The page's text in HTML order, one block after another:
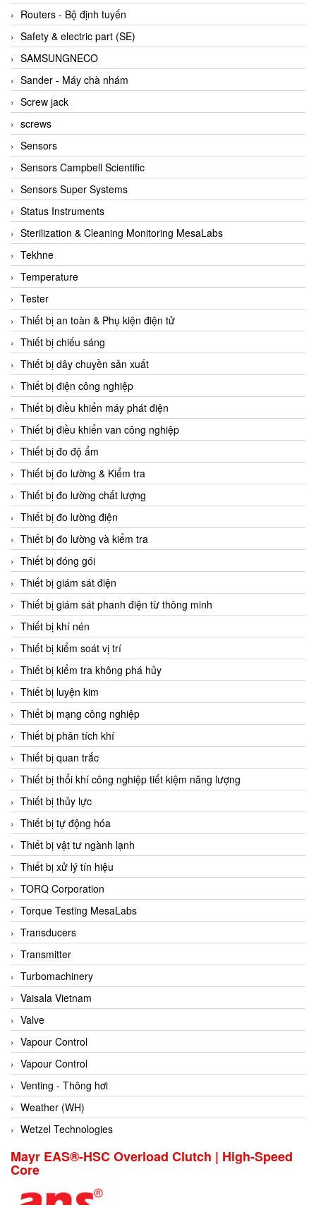
Brook Instrument
Brooks Instrument Vietnam
Buhler
BURLING INSTRUMENTS
Burster
BUSCHJOST
Calectro
Campbell Scientific
Canneed Vietnam
Cantoni
CAPS
CAREL Parts
CCS
CD Automation
CEAG Sicherheitst
CEIA Vietnam
Celduc Vietnam
Cemb
Centec GmbH
CEQUBE
CHAUVIN ARNOUX
Checkline
Chino
Chiyoda Seiki
Chiyoda-Tsusho
Chongqing Huaneng
Chromalox
ChuanYi
CIC
Clage
Clake Fololo
Clark Cooper
CMC Ventilazione
Coax Valves Inc
Codel
Cofimco
Coltraco
Comat Releco
Comax
COMETECH VietNam
COMFILE Technology
Conch
Conductix/ WAMPFLER
Contrec
Contrinex
Control Solution Minesota
Copeland
Cortem
Cosa Xentaur
Cosil
Coulton
Crouzet
Crowcon
Crutec Dust Zero Vietnam
Crydom
Routers - Bộ định tuyến
Safety & electric part (SE)
SAMSUNGNECO
Sander - Máy chà nhám
Screw jack
screws
Sensors
Sensors Campbell Scientific
Sensors Super Systems
Status Instruments
Sterilization & Cleaning Monitoring MesaLabs
Tekhne
Temperature
Tester
Thiết bị an toàn & Phụ kiện điện tử
Thiết bị chiếu sáng
Thiết bị dây chuyền sản xuất
Thiết bị điện công nghiệp
Thiết bị điều khiển máy phát điện
Thiết bị điều khiển van công nghiệp
Thiết bị đo độ ẩm
Thiết bị đo lường & Kiểm tra
Thiết bị đo lường chất lượng
Thiết bị đo lường điện
Thiết bị đo lường và kiểm tra
Thiết bị đóng gói
Thiết bị giám sát điện
Thiết bị giám sát phanh điện từ thông minh
Thiết bị khí nén
Thiết bị kiểm soát vị trí
Thiết bị kiểm tra không phá hủy
Thiết bị luyện kim
Thiết bị mạng công nghiệp
Thiết bị phân tích khí
Thiết bị quan trắc
Thiết bị thổi khí công nghiệp tiết kiệm năng lượng
Thiết bị thủy lực
Thiết bị tự động hóa
Thiết bị vật tư ngành lạnh
Thiết bị xử lý tín hiệu
TORQ Corporation
Torque Testing MesaLabs
Transducers
Transmitter
Turbomachinery
Vaisala Vietnam
Valve
Vapour Control
Vapour Control
Venting - Thông hơi
Weather (WH)
Wetzel Technologies
Mayr EAS®-HSC Overload Clutch | High-Speed
Core